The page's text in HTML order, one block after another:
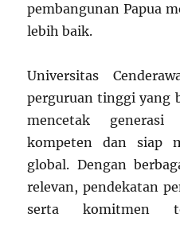
pembangunan Papua
lebih baik.
Universitas
perguruan tinggi yang
mencetak
kompeten dan siap
global. Dengan
relevan, pendekatan
serta komitmen